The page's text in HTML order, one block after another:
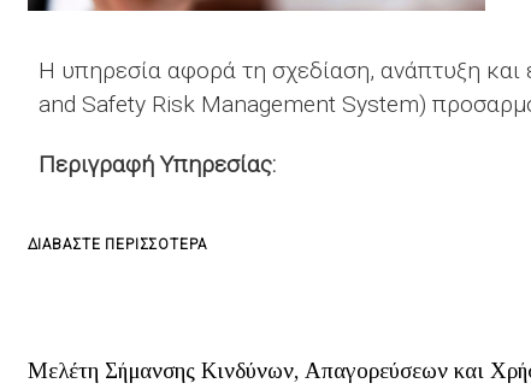
Η υπηρεσία αφορά τη σχεδίαση, ανάπτυξη
and Safety Risk Management System)
Περιγραφή Υπηρεσίας:
ΔΙΑΒΆΣΤΕ ΠΕΡΙΣΣΌΤΕΡΑ
AND
Μελέτη Σήμανσης Κινδύνων, Απαγορεύσεων και